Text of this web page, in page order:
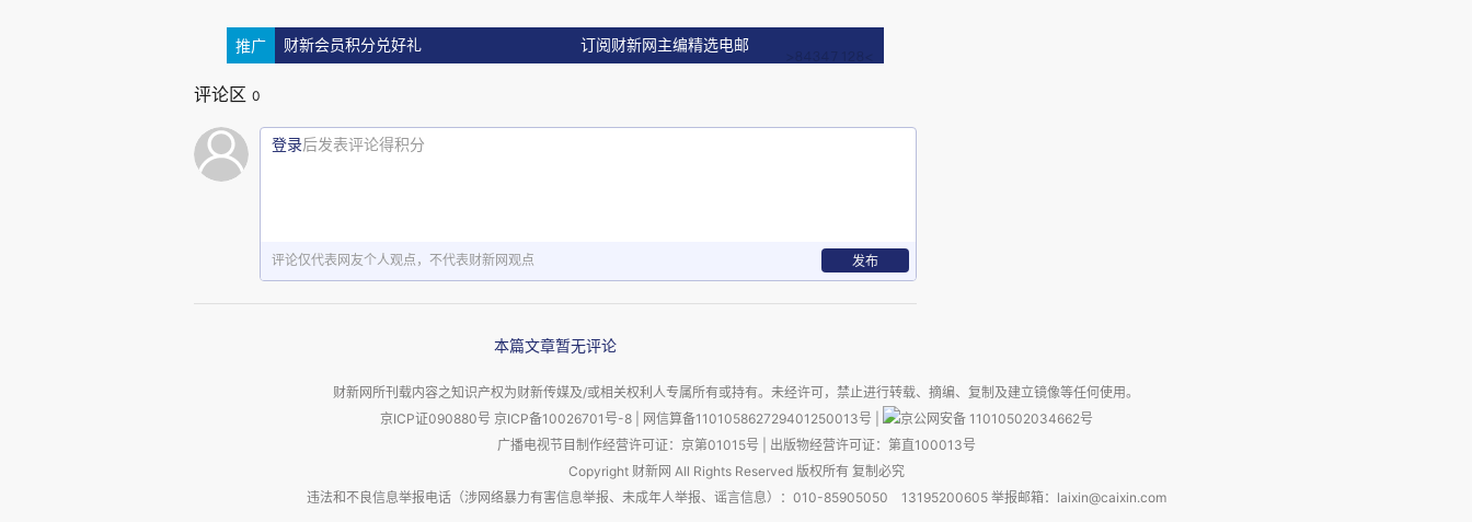
1.1 演化经济学
现代主流经济学并非没有批评者，其中也包括经济学专业内部。一种批评路径直
面经济的演化本质。该路径最初由理查德・R・纳尔逊与西德尼・G・温特（1973，
1982）提出，他们基于所谓的 “熊彼特式替代方案”（纳尔逊与温特，1974；参照熊
变迁是重要且有趣的”，以及 “对我们学科理论基础的重大重构，是显著提升我们对
法（霍奇森，2019）。这些方法的共同点在于，将经济视为一个不断演化的系统，
其中生产能力遵循达尔文式的变异 — 选择 — 复制过程。正如波茨与多普弗
（2024，第 20 页）所言：“经济由习惯与惯例、能力与技术构成，企业家行动从中
产生变异，市场过程产生选择，知识在企业等主体中复制。” 因此，演化过程由企业
推广 财新会员积分兑好礼 订阅财新网主编精选电邮
评论区 0
登录后发表评论得积分
评论仅代表网友个人观点，不代表财新网观点 发布
本篇文章暂无评论
财新网所刊载内容之知识产权为财新传媒及/或相关权利人专属所有或持有。未经许可，禁止进行转载、摘编、复制及建立镜像等任何使用。
京ICP证090880号 京ICP备10026701号-8 网信算备110105862729401250013号
京公网安备 11010502034662号
广播电视节目制作经营许可证：京第01015号
出版物经营许可证：第直100013号
Copyright 财新网 All Rights Reserved 版权所有 复制必究
违法和不良信息举报电话（涉网络暴力有害信息举报、未成年人举报、谣言信息）：010-85905050 13195200605 举报邮箱：laixin@caixin.com